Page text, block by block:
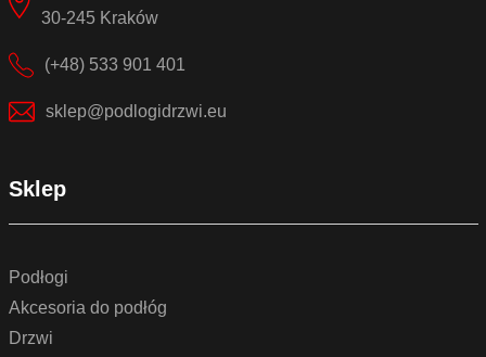
30-245 Kraków
(+48) 533 901 401
sklep@podlogidrzwi.eu
Sklep
Podłogi
Akcesoria do podłóg
Drzwi